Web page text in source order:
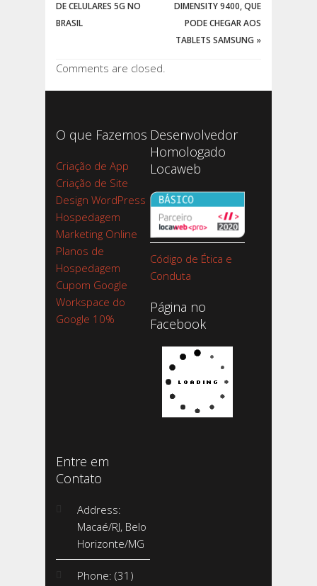
DE CELULARES 5G NO
BRASIL
DIMENSITY 9400, QUE
PODE CHEGAR AOS
TABLETS SAMSUNG »
Comments are closed.
O que Fazemos
Criação de App
Criação de Site
Design WordPress
Hospedagem
Marketing Online
Planos de
Hospedagem
Cupom Google
Workspace do
Google 10%
Desenvolvedor
Homologado
Locaweb
Código de Ética e
Conduta
Página no
Facebook
Entre em
Contato
Address:
Macaé/RJ, Belo
Horizonte/MG
Phone: (31)